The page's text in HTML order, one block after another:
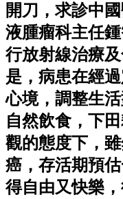
開刀，求診中
液腫瘤科主任
行放射線治療
是，病患在經
心境，調整生
自然飲食，下
觀的態度下，
癌，存活期預
得自由又快樂